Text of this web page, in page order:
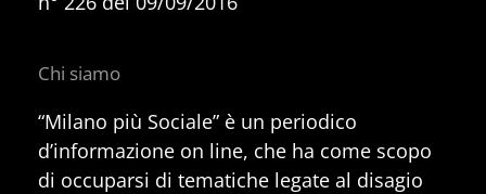
Chi siamo
“Milano più Sociale” è un periodico
d’informazione on line, che ha come scopo
di occuparsi di tematiche legate al disagio